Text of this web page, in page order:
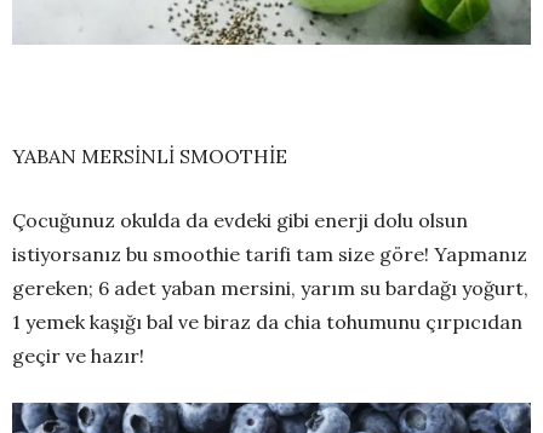
YABAN MERSİNLİ SMOOTHİE
Çocuğunuz okulda da evdeki gibi enerji dolu olsun
istiyorsanız bu smoothie tarifi tam size göre! Yapmanız
gereken; 6 adet yaban mersini, yarım su bardağı yoğurt,
1 yemek kaşığı bal ve biraz da chia tohumunu çırpıcıdan
geçir ve hazır!